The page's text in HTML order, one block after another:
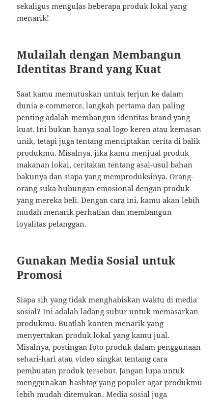
sekaligus mengulas beberapa produk lokal yang
menarik!
Mulailah dengan Membangun
Identitas Brand yang Kuat
Saat kamu memutuskan untuk terjun ke dalam
dunia e-commerce, langkah pertama dan paling
penting adalah membangun identitas brand yang
kuat. Ini bukan hanya soal logo keren atau kemasan
unik, tetapi juga tentang menciptakan cerita di balik
produkmu. Misalnya, jika kamu menjual produk
makanan lokal, ceritakan tentang asal-usul bahan
bakunya dan siapa yang memproduksinya. Orang-
orang suka hubungan emosional dengan produk
yang mereka beli. Dengan cara ini, kamu akan lebih
mudah menarik perhatian dan membangun
loyalitas pelanggan.
Gunakan Media Sosial untuk
Promosi
Siapa sih yang tidak menghabiskan waktu di media
sosial? Ini adalah ladang subur untuk memasarkan
produkmu. Buatlah konten menarik yang
menyertakan produk lokal yang kamu jual.
Misalnya, postingan foto produk dalam penggunaan
sehari-hari atau video singkat tentang cara
pembuatan produk tersebut. Jangan lupa untuk
menggunakan hashtag yang populer agar produkmu
lebih mudah ditemukan. Media sosial juga